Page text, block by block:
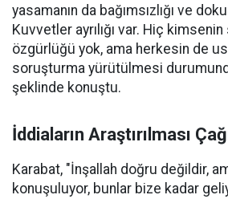
yasamanın da bağımsızlığı ve
Kuvvetler ayrılığı var. Hiç
özgürlüğü yok, ama herkesin de
soruşturma yürütülmesi
şeklinde konuştu.
İddiaların Araştırılması
Karabat, "İnşallah doğru değildir,
konuşuluyor, bunlar bize kadar